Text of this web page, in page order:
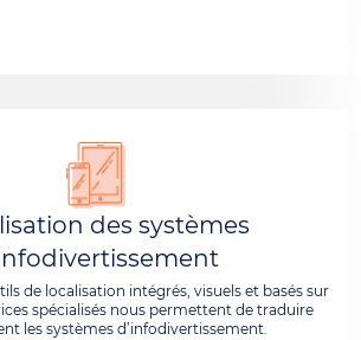
des systèmes
de localisation intégrés, visuels et basés sur
spécialisés nous permettent de traduire
les systèmes d’infodivertissement.